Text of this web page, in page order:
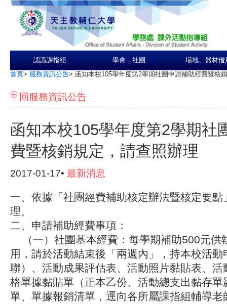
認識課指組 學會．社團 場地、器材借
首頁> 服務資訊公告> 函知本校105學年度第2學期社團申請補助經費暨核
回服務資訊公告
函知本校105學年度第2學期社
費暨核銷規定，請查照辦理
2017-01-17• 最新消息
一、依據「社團經費補助核定辦法暨核定要點
理。
二、申請補助經費事項：
（一）社團基本經費：每學期補助500元供
用，請於活動結束後「兩週內」，持本校活
聯）、活動成果評估表、活動照片黏貼表、活
格單據黏貼單（正本乙份、活動總支出黏存單
單、單據報銷清單，逕向各所屬課指組輔導老